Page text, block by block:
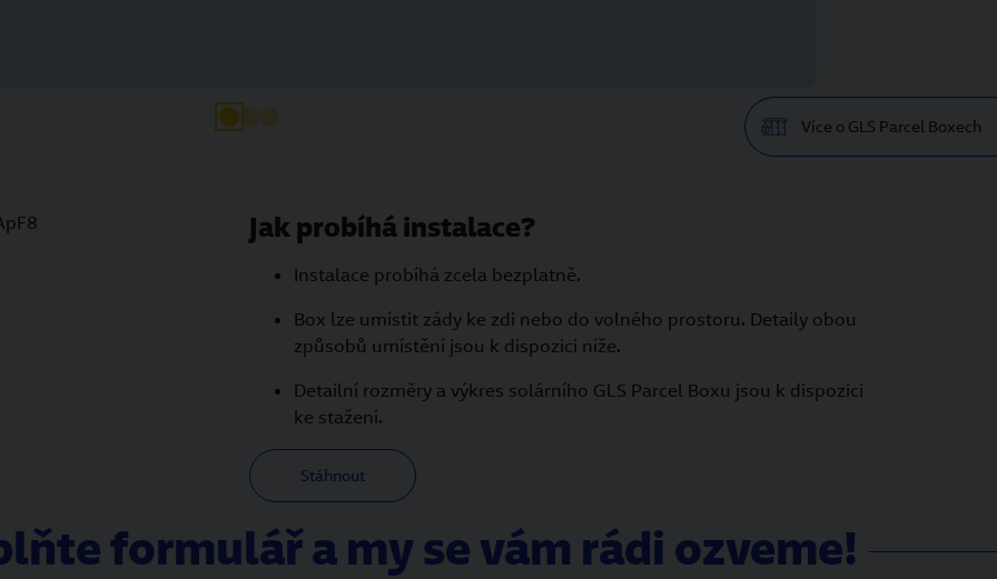
Jak probíhá instalace?
Instalace probíhá zcela bezplatně.
Box lze umístit zády ke zdi nebo do volného prostoru. Detaily obou
způsobů umístění jsou k dispozici níže.
Detailní rozměry a výkres solárního GLS Parcel Boxu jsou k dispozici
ke stažení.
Stáhnout
formulář a my se vám rádi ozveme!
Více o GLS Parcel Boxech